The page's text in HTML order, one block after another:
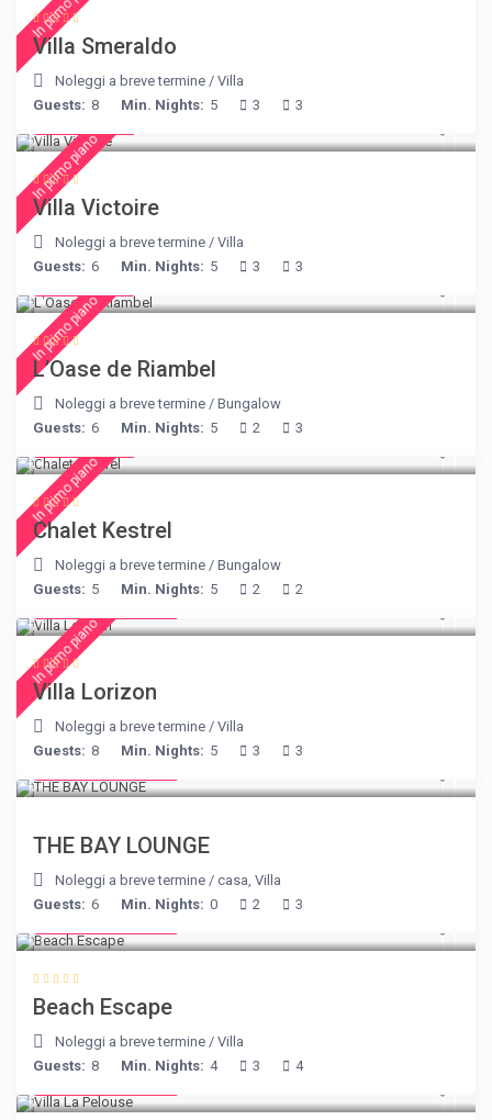
Villa Smeraldo
Noleggi a breve termine /Villa
Guests: 8 Min. Nights: 5 3 3
In primo piano
Villa Victoire
Noleggi a breve termine /Villa
Guests: 6 Min. Nights: 5 3 3
In primo piano
L’Oase de Riambel
Noleggi a breve termine /Bungalow
Guests: 6 Min. Nights: 5 2 3
In primo piano
Chalet Kestrel
Noleggi a breve termine /Bungalow
Guests: 5 Min. Nights: 5 2 2
In primo piano
Villa Lorizon
Noleggi a breve termine /Villa
Guests: 8 Min. Nights: 5 3 3
THE BAY LOUNGE
Noleggi a breve termine /casa,Villa
Guests: 6 Min. Nights: 0 2 3
Beach Escape
Noleggi a breve termine /Villa
Guests: 8 Min. Nights: 4 3 4